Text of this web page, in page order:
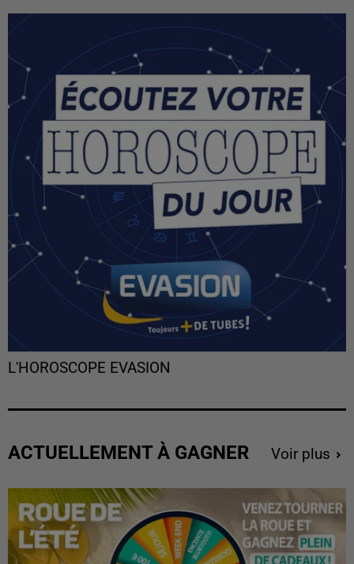
L'HOROSCOPE EVASION
ACTUELLEMENT À GAGNER Voir plus